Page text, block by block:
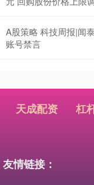
A股策略 科技周报|闻
账号禁言
天成配资 杠
友情链接：